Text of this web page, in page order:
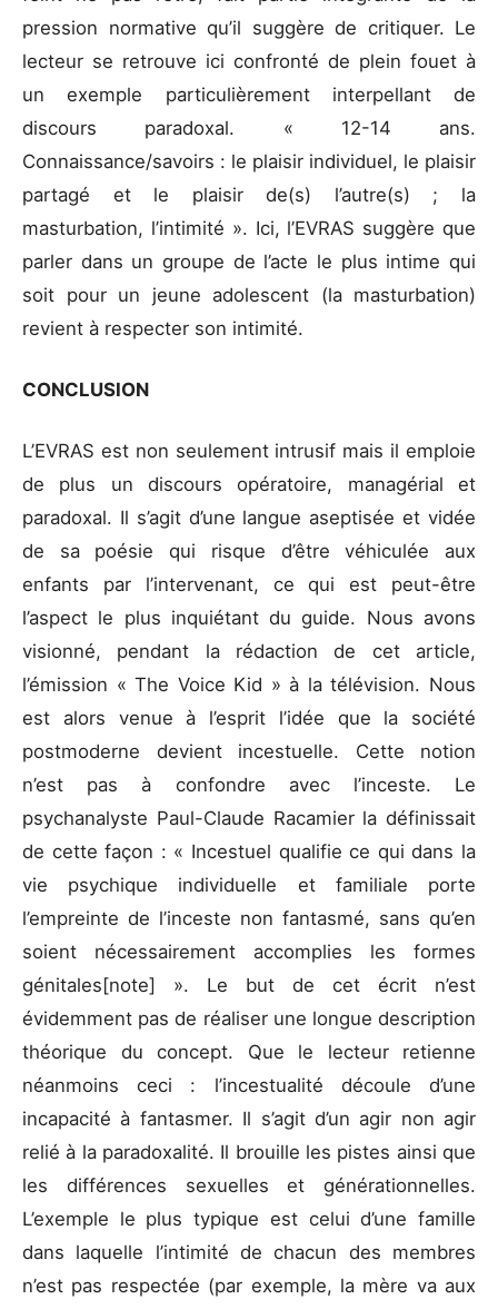
pression normative qu’il suggère de critiquer. Le
lecteur se retrouve ici confronté de plein fouet à
un exemple particulièrement interpellant de
discours paradoxal. « 12-14 ans.
Connaissance/savoirs : le plaisir individuel, le plaisir
partagé et le plaisir de(s) l’autre(s) ; la
masturbation, l’intimité ». Ici, l’EVRAS suggère que
parler dans un groupe de l’acte le plus intime qui
soit pour un jeune adolescent (la masturbation)
revient à respecter son intimité.
CONCLUSION
L’EVRAS est non seulement intrusif mais il emploie
de plus un discours opératoire, managérial et
paradoxal. Il s’agit d’une langue aseptisée et vidée
de sa poésie qui risque d’être véhiculée aux
enfants par l’intervenant, ce qui est peut-être
l’aspect le plus inquiétant du guide. Nous avons
visionné, pendant la rédaction de cet article,
l’émission « The Voice Kid » à la télévision. Nous
est alors venue à l’esprit l’idée que la société
postmoderne devient incestuelle. Cette notion
n’est pas à confondre avec l’inceste. Le
psychanalyste Paul-Claude Racamier la définissait
de cette façon : « Incestuel qualifie ce qui dans la
vie psychique individuelle et familiale porte
l’empreinte de l’inceste non fantasmé, sans qu’en
soient nécessairement accomplies les formes
génitales[note] ». Le but de cet écrit n’est
évidemment pas de réaliser une longue description
théorique du concept. Que le lecteur retienne
néanmoins ceci : l’incestualité découle d’une
incapacité à fantasmer. Il s’agit d’un agir non agir
relié à la paradoxalité. Il brouille les pistes ainsi que
les différences sexuelles et générationnelles.
L’exemple le plus typique est celui d’une famille
dans laquelle l’intimité de chacun des membres
n’est pas respectée (par exemple, la mère va aux